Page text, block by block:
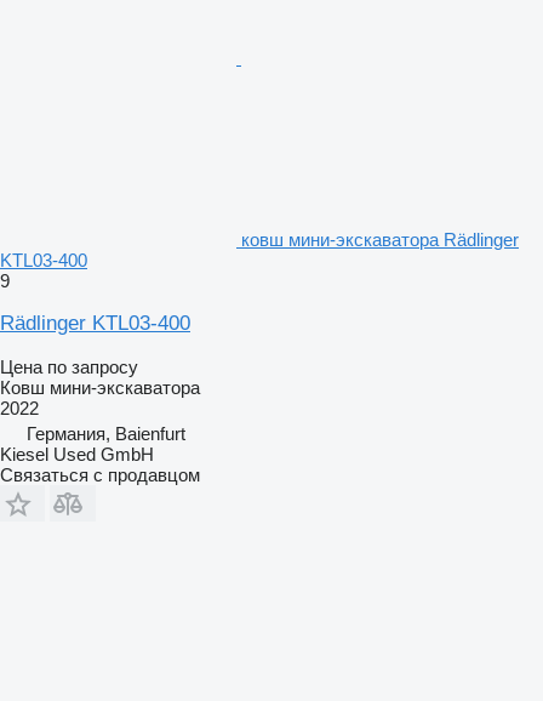
ковш мини-экскаватора Rädlinger
KTL03-400
9
Rädlinger KTL03-400
Цена по запросу
Ковш мини-экскаватора
2022
Германия, Baienfurt
Kiesel Used GmbH
Связаться с продавцом